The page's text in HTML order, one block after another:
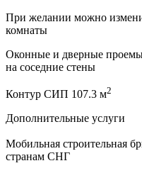
При желании можно
комнаты
Оконные и дверные
на соседние стены
Контур СИП 107.3 м2
Дополнительные услуги
Мобильная строительная
странам СНГ